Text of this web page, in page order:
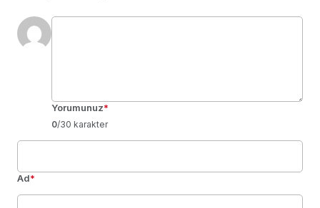
Yorumunuz*
0/30 karakter
Ad*